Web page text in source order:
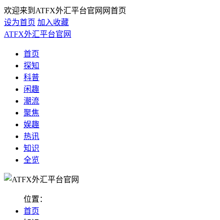
欢迎来到ATFX外汇平台官网网首页
设为首页 加入收藏
ATFX外汇平台官网
首页
探知
科普
闲趣
潮流
聚焦
娱趣
热讯
知识
全览
位置：
首页